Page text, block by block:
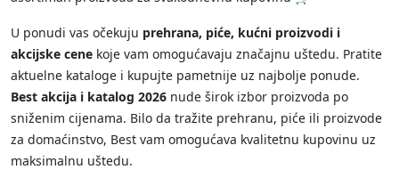
U ponudi vas očekuju prehrana, piće, kućni proizvodi i
akcijske cene koje vam omogućavaju značajnu uštedu. Pratite
aktuelne kataloge i kupujte pametnije uz najbolje ponude.
Best akcija i katalog 2026 nude širok izbor proizvoda po
sniženim cijenama. Bilo da tražite prehranu, piće ili proizvode
za domaćinstvo, Best vam omogućava kvalitetnu kupovinu uz
maksimalnu uštedu.